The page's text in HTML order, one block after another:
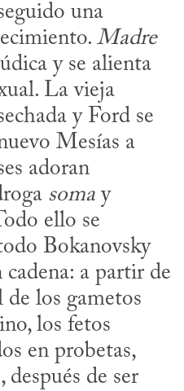
una
Madre
y se alienta
La vieja
y Ford se
Mesías a
adoran
soma y
ello se
Bokanovsky
a partir de
los gametos
los fetos
en probetas,
de ser